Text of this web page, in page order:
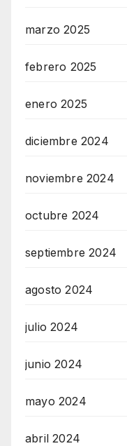
marzo 2025
febrero 2025
enero 2025
diciembre 2024
noviembre 2024
octubre 2024
septiembre 2024
agosto 2024
julio 2024
junio 2024
mayo 2024
abril 2024